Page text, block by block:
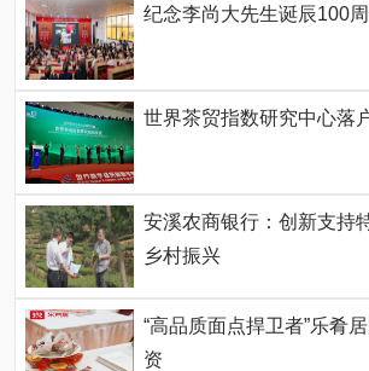
纪念李尚大先生诞辰100
世界茶贸指数研究中心落
安溪农商银行：创新支持
乡村振兴
“高品质面点捍卫者”乐肴
资